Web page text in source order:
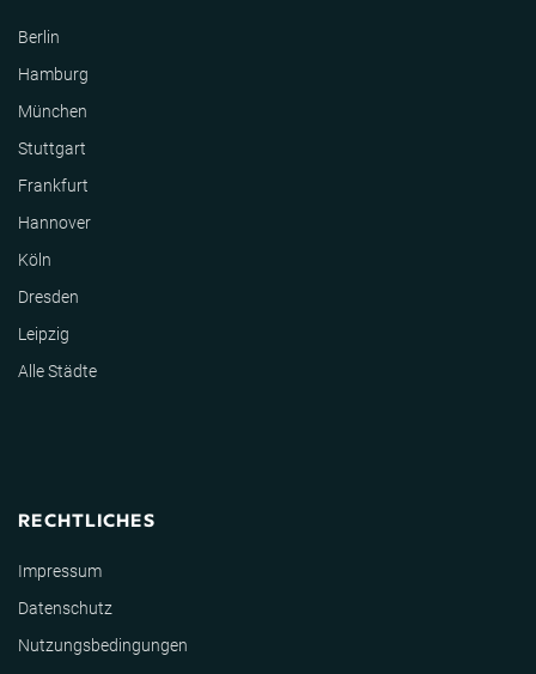
Berlin
Hamburg
München
Stuttgart
Frankfurt
Hannover
Köln
Dresden
Leipzig
Alle Städte
RECHTLICHES
Impressum
Datenschutz
Nutzungsbedingungen